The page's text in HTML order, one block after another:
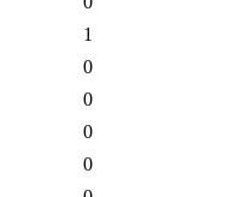
1
0
0
0
0